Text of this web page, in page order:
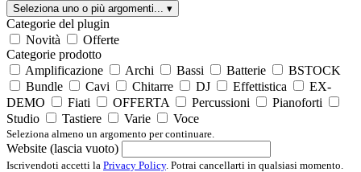
Seleziona uno o più argomenti... ▾
Categorie del plugin
Novità
Offerte
Categorie prodotto
Amplificazione
Archi Bassi Batterie
BSTOCK
Bundle
Cavi Chitarre DJ Effettistica
EX-
DEMO
Fiati OFFERTA Percussioni
Pianoforti
Studio
Tastiere Varie Voce
Seleziona almeno un argomento per continuare.
Website (lascia vuoto)
Iscrivendoti accetti la Privacy Policy. Potrai cancellarti in qualsiasi momento.